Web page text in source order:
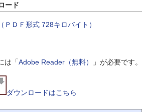
ード
ＰＤＦ形式 728キロバイト）
は「Adobe Reader（無料） 」が必要です。
ダウンロードはこちら